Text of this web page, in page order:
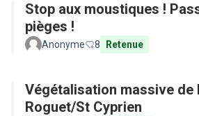
Stop aux moustiques !
pièges !
Anonyme 8 Retenue
Végétalisation massive de
Roguet/St Cyprien